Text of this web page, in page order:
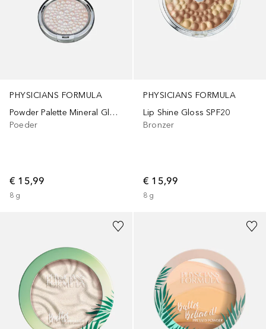
PHYSICIANS FORMULA
Powder Palette Mineral Glow Pearls Powder
Poeder
€ 15,99
8 g
PHYSICIANS FORMULA
Lip Shine Gloss SPF20
Bronzer
€ 15,99
8 g